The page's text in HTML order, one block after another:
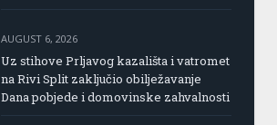
AUGUST 6, 2026
Uz stihove Prljavog kazališta i vatromet
na Rivi Split zaključio obilježavanje
Dana pobjede i domovinske zahvalnosti